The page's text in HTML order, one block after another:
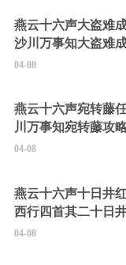
燕云十六声大盗难
沙川万事知大盗难
04-08
燕云十六声宛转藤
川万事知宛转藤攻
04-08
燕云十六声十日井
西行四首其二十日
04-08